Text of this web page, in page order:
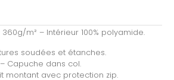
360g/m² – Intérieur 100% polyamide.
soudées et étanches.
– Capuche dans col.
montant avec protection zip.